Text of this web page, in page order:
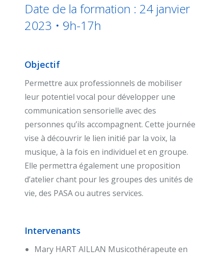
Date de la formation : 24 janvier
2023 • 9h-17h
Objectif
Permettre aux professionnels de mobiliser
leur potentiel vocal pour développer une
communication sensorielle avec des
personnes qu’ils accompagnent. Cette journée
vise à découvrir le lien initié par la voix, la
musique, à la fois en individuel et en groupe.
Elle permettra également une proposition
d’atelier chant pour les groupes des unités de
vie, des PASA ou autres services.
Intervenants
Mary HART AILLAN Musicothérapeute en